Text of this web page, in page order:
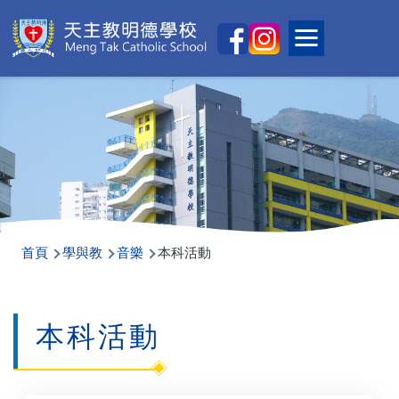
Toggle
Main
導
連
結
首頁 學與教 音樂 本科活動
本科活動